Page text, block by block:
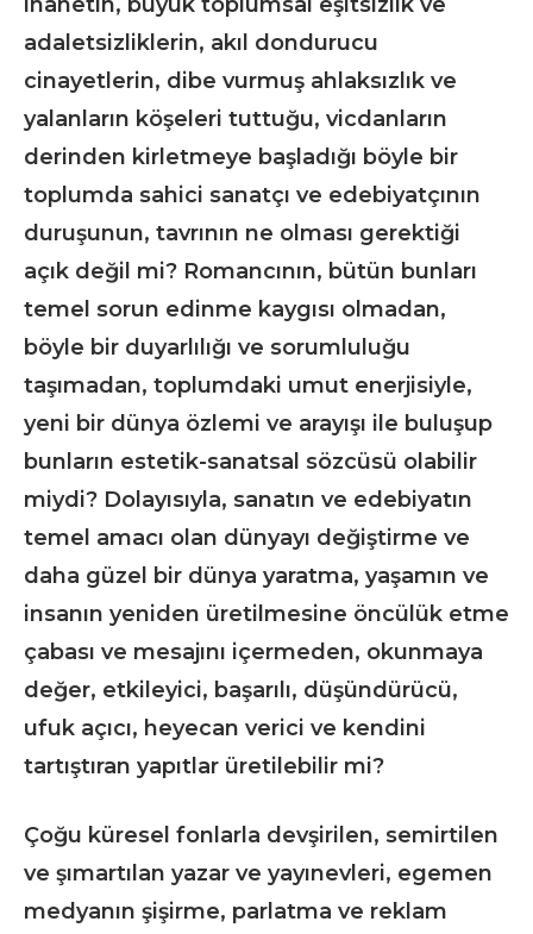
adaletsizliklerin, akıl dondurucu
cinayetlerin, dibe vurmuş ahlaksızlık ve
yalanların köşeleri tuttuğu, vicdanların
derinden kirletmeye başladığı böyle bir
toplumda sahici sanatçı ve edebiyatçının
duruşunun, tavrının ne olması gerektiği
açık değil mi? Romancının, bütün bunları
temel sorun edinme kaygısı olmadan,
böyle bir duyarlılığı ve sorumluluğu
taşımadan, toplumdaki umut enerjisiyle,
yeni bir dünya özlemi ve arayışı ile buluşup
bunların estetik-sanatsal sözcüsü olabilir
miydi? Dolayısıyla, sanatın ve edebiyatın
temel amacı olan dünyayı değiştirme ve
daha güzel bir dünya yaratma, yaşamın ve
insanın yeniden üretilmesine öncülük etme
çabası ve mesajını içermeden, okunmaya
değer, etkileyici, başarılı, düşündürücü,
ufuk açıcı, heyecan verici ve kendini
tartıştıran yapıtlar üretilebilir mi?
Çoğu küresel fonlarla devşirilen, semirtilen
ve şımartılan yazar ve yayınevleri, egemen
medyanın şişirme, parlatma ve reklam